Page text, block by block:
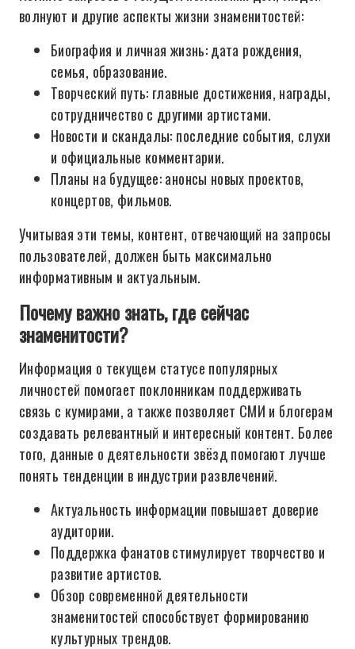
волнуют и другие аспекты жизни знаменитостей:
Биография и личная жизнь: дата рождения,
семья, образование.
Творческий путь: главные достижения, награды,
сотрудничество с другими артистами.
Новости и скандалы: последние события, слухи
и официальные комментарии.
Планы на будущее: анонсы новых проектов,
концертов, фильмов.
Учитывая эти темы, контент, отвечающий на запросы
пользователей, должен быть максимально
информативным и актуальным.
Почему важно знать, где сейчас
знаменитости?
Информация о текущем статусе популярных
личностей помогает поклонникам поддерживать
связь с кумирами, а также позволяет СМИ и блогерам
создавать релевантный и интересный контент. Более
того, данные о деятельности звёзд помогают лучше
понять тенденции в индустрии развлечений.
Актуальность информации повышает доверие
аудитории.
Поддержка фанатов стимулирует творчество и
развитие артистов.
Обзор современной деятельности
знаменитостей способствует формированию
культурных трендов.